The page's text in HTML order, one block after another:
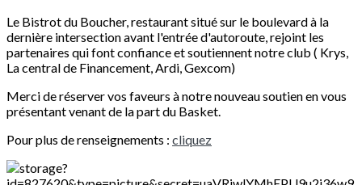
Le Bistrot du Boucher, restaurant situé sur le boulevard à la
dernière intersection avant l'entrée d'autoroute, rejoint les
partenaires qui font confiance et soutiennent notre club ( Krys,
La central de Financement, Ardi, Gexcom)
Merci de réserver vos faveurs à notre nouveau soutien en vous
présentant venant de la part du Basket.
Pour plus de renseignements : cliquez